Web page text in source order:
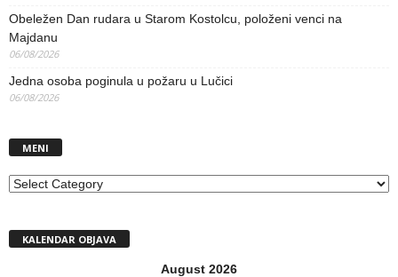
Obeležen Dan rudara u Starom Kostolcu, položeni venci na
Majdanu
06/08/2026
Jedna osoba poginula u požaru u Lučici
06/08/2026
MENI
MENI
KALENDAR OBJAVA
August 2026